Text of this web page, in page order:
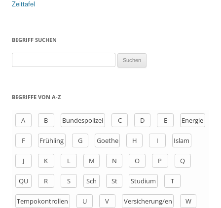
Zeittafel
BEGRIFF SUCHEN
h
BEGRIFFE VON A-Z
A B Bundespolizei C D E Energie
F Frühling G Goethe H I Islam
J K L M N O P Q
QU R S Sch St Studium T
Tempokontrollen U V Versicherung/en W